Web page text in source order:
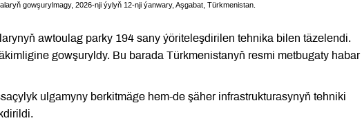
gowşurylmagy, 2026-nji ýylyň 12-nji ýanwary, Aşgabat, Türkmenistan.
awtoulag parky 194 sany ýöriteleşdirilen tehnika bilen täzelendi.
gowşuryldy. Bu barada Türkmenistanyň resmi metbugaty habar
ulgamyny berkitmäge hem-de şäher infrastrukturasynyň tehniki